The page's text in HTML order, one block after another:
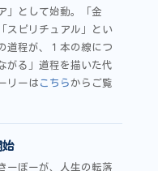
」として始動。「金
スピリチュアル」とい
道程が、１本の線につ
がる」道程を描いた代
リーは こちら からご覧
始
ーぼーが、人生の転落